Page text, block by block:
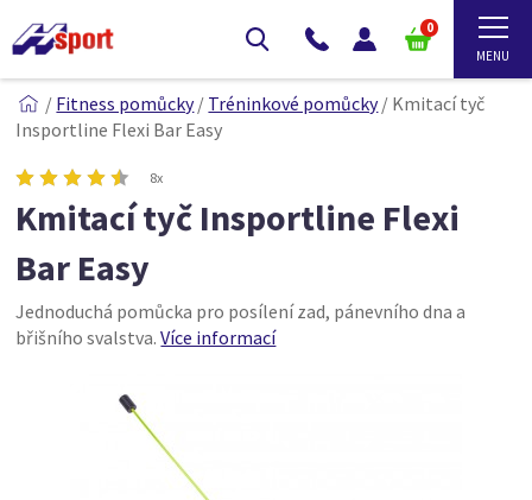
0
/ Fitness pomůcky/ Tréninkové pomůcky/ Kmitací tyč
Insportline Flexi Bar Easy
8x
Kmitací tyč Insportline Flexi
Bar Easy
Jednoduchá pomůcka pro posílení zad, pánevního dna a
břišního svalstva.Více informací